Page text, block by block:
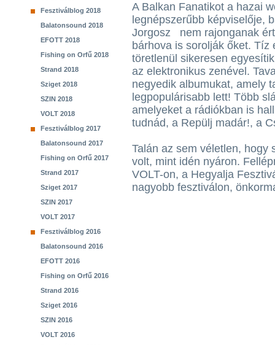
Fesztiválblog 2018
Balatonsound 2018
EFOTT 2018
Fishing on Orfű 2018
Strand 2018
Sziget 2018
SZIN 2018
VOLT 2018
Fesztiválblog 2017
Balatonsound 2017
Fishing on Orfű 2017
Strand 2017
Sziget 2017
SZIN 2017
VOLT 2017
Fesztiválblog 2016
Balatonsound 2016
EFOTT 2016
Fishing on Orfű 2016
Strand 2016
Sziget 2016
SZIN 2016
VOLT 2016
A Balkan Fanatikot a hazai
legnépszerűbb képviselője,
Jorgosz nem rajonganak
bárhova is sorolják őket. Tíz
töretlenül sikeresen
az elektronikus zenével.
negyedik albumukat, amely
legpopulárisabb lett! Több
amelyeket a rádiókban is
tudnád, a Repülj madár!, a
Talán az sem véletlen, hogy
volt, mint idén nyáron.
VOLT-on, a Hegyalja
nagyobb fesztiválon,